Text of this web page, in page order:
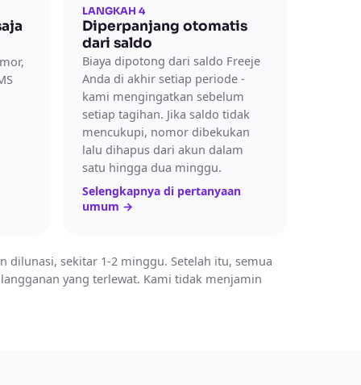
LANGKAH 4
Diperpanjang otomatis
dari saldo
Biaya dipotong dari saldo Freeje
Anda di akhir setiap periode -
kami mengingatkan sebelum
setiap tagihan. Jika saldo tidak
mencukupi, nomor dibekukan
lalu dihapus dari akun dalam
satu hingga dua minggu.
Selengkapnya di pertanyaan
umum →
sekitar 1-2 minggu. Setelah itu, semua
yang terlewat. Kami tidak menjamin